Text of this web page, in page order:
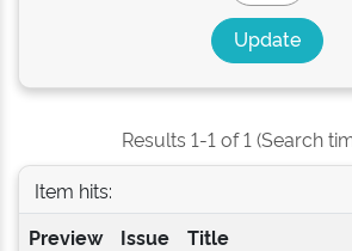
Results 1-1 of 1 (Search
Item hits:
Preview
Issue
Title